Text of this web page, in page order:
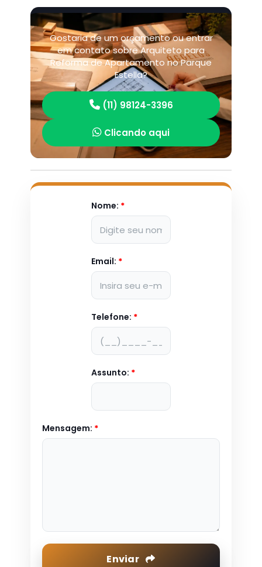
Gostaria de um orçamento ou entrar
em contato sobre Arquiteto para
Reforma de Apartamento no Parque
Estella?
(11) 98124-3396
Clicando aqui
Nome: *
Email: *
Telefone: *
Assunto: *
Mensagem: *
Enviar